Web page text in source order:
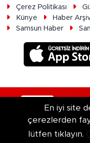
Çerez Politikası
Künye
Haber
Samsun Haber
Haber
En iyi site
çerezlerden
lütfen tıklayın.